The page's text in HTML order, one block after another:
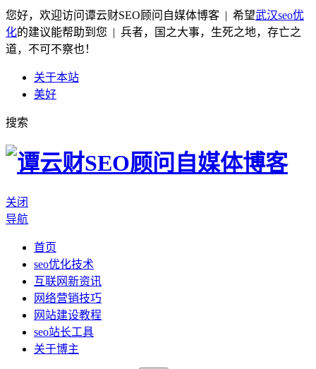
您好，欢迎访问谭云财SEO顾问自媒体博客 | 希望武汉seo优
化的建议能帮助到您 | 兵者，国之大事，生死之地，存亡之
道，不可不察也！
关于本站
美好
搜索
关闭
导航
首页
seo优化技术
互联网新资讯
网络营销技巧
网站建设教程
seo站长工具
关于博主